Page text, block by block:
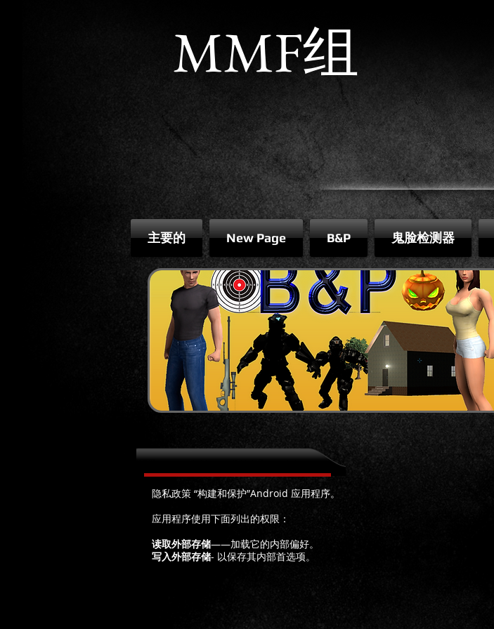
MMF组
主要的 New Page B&P 鬼脸检测器
隐私政策 Lines2048 Android
隐私政策 “构建和保护”Android 应用程序。
应用程序使用下面列出的权限：
读取外部存储——加载它的内部偏好。
写入外部存储- 以保存其内部首选项。